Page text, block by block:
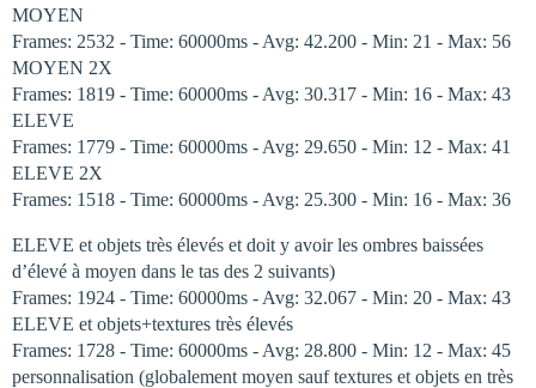
MOYEN
Frames: 2532 - Time: 60000ms - Avg: 42.200 - Min: 21 - Max: 56
MOYEN 2X
Frames: 1819 - Time: 60000ms - Avg: 30.317 - Min: 16 - Max: 43
ELEVE
Frames: 1779 - Time: 60000ms - Avg: 29.650 - Min: 12 - Max: 41
ELEVE 2X
Frames: 1518 - Time: 60000ms - Avg: 25.300 - Min: 16 - Max: 36
ELEVE et objets très élevés et doit y avoir les ombres baissées
d’élevé à moyen dans le tas des 2 suivants)
Frames: 1924 - Time: 60000ms - Avg: 32.067 - Min: 20 - Max: 43
ELEVE et objets+textures très élevés
Frames: 1728 - Time: 60000ms - Avg: 28.800 - Min: 12 - Max: 45
personnalisation (globalement moyen sauf textures et objets en très